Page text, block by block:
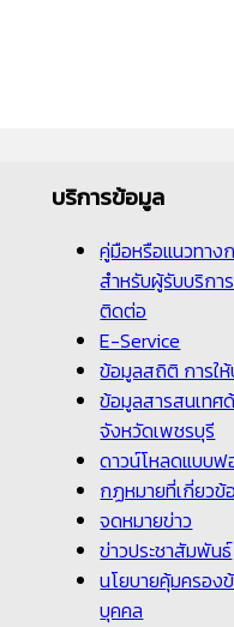
บริการข้อมูล
คู่มือหรือแนวทาง
สำหรับผู้รับบริกา
ติดต่อ
E-Service
ข้อมูลสถิติ การใ
ข้อมูลสารสนเทศ
จังหวัดเพชรบุรี
ดาวน์โหลดแบบฟ
กฏหมายที่เกี่ยวข้
จดหมายข่าว
ข่าวประชาสัมพันธ์
นโยบายคุ้มครอง
บุคคล